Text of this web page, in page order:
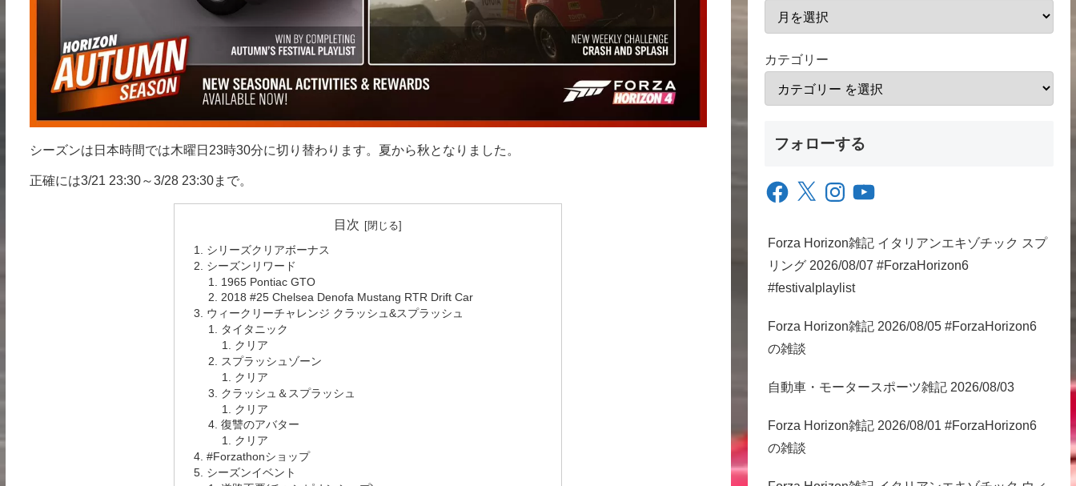
シーズンは日本時間では木曜日23時30分に切り替わります。夏から秋となりました。
正確には3/21 23:30～3/28 23:30まで。
目次
シリーズクリアボーナス
シーズンリワード
1965 Pontiac GTO
2018 #25 Chelsea Denofa Mustang RTR Drift Car
ウィークリーチャレンジ クラッシュ&スプラッシュ
タイタニック
クリア
スプラッシュゾーン
クリア
クラッシュ＆スプラッシュ
クリア
復讐のアバター
クリア
#Forzathonショップ
シーズンイベント
カテゴリー
フォローする
Facebook
X InstagramYouTube
Forza Horizon雑記 イタリアンエキゾチック スプ
リング 2026/08/07 #ForzaHorizon6
#festivalplaylist
Forza Horizon雑記 2026/08/05 #ForzaHorizon6
の雑談
自動車・モータースポーツ雑記 2026/08/03
Forza Horizon雑記 2026/08/01 #ForzaHorizon6
の雑談